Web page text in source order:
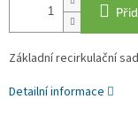
Základní recirkulační
Detailní informace